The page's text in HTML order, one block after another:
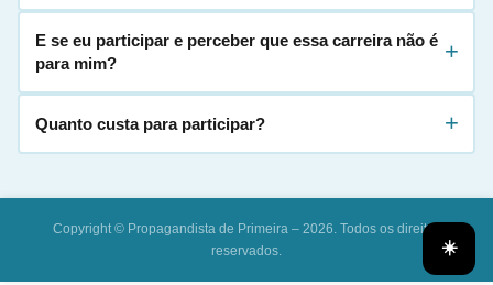
E se eu participar e perceber que essa carreira não é
para mim?
+
Quanto custa para participar? +
Copyright © Propagandista de Primeira – 2026. Todos os direitos
reservados.
☀️